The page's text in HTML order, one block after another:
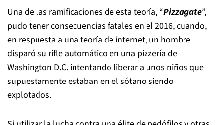
Una de las ramificaciones de esta teoría, “Pizzagate”,
pudo tener consecuencias fatales en el 2016, cuando,
en respuesta a una teoría de internet, un hombre
disparó su rifle automático en una pizzería de
Washington D.C. intentando liberar a unos niños que
supuestamente estaban en el sótano siendo
explotados.